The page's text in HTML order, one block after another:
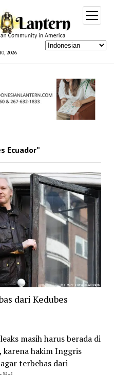
2026
open
menu
Ecuador”
dari Kedubes
masih harus berada di
karena hakim Inggris
terbebas dari